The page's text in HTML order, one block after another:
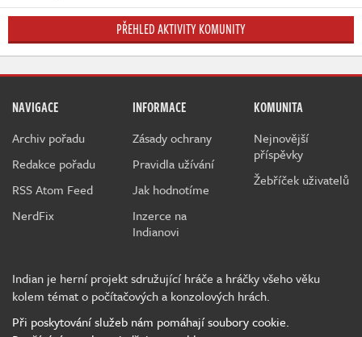
PŘEHLED AKTIVITY KOMUNITY
NAVIGACE
Archiv pořadu
Redakce pořadu
RSS Atom Feed
NerdFix
INFORMACE
Zásady ochrany
Pravidla užívání
Jak hodnotíme
Inzerce na
Indianovi
KOMUNITA
Nejnovější
příspěvky
Žebříček uživatelů
Indian je herní projekt sdružující hráče a hráčky všeho věku
kolem témat o počítačových a konzolových hrách.
Při poskytování služeb nám pomáhají soubory cookie.